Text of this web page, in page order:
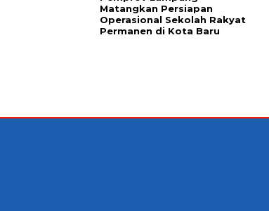
Matangkan Persiapan
Operasional Sekolah Rakyat
Permanen di Kota Baru